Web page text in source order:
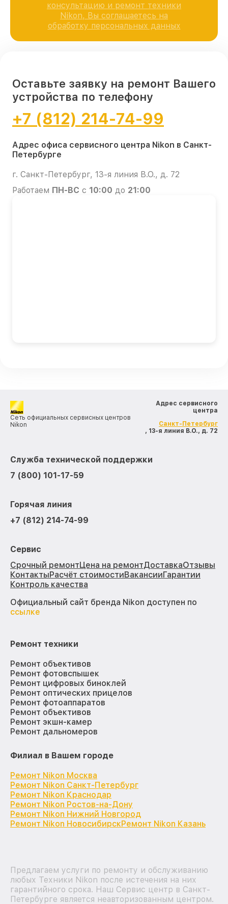
консультацию и ремонт техники
Nikon, Вы соглашаетесь на
обработку персональных данных
Оставьте заявку на ремонт Вашего
устройства по телефону
+7 (812) 214-74-99
Адрес офиса сервисного центра Nikon в Санкт-
Петербурге
г. Санкт-Петербург, 13-я линия В.О., д. 72
Работаем ПН-ВС с 10:00 до 21:00
Сеть официальных сервисных центров
Nikon
Адрес сервисного
центра
Санкт-Петербург
, 13-я линия В.О., д. 72
Служба технической поддержки
7 (800) 101-17-59
Горячая линия
+7 (812) 214-74-99
Сервис
Срочный ремонтЦена на ремонтДоставкаОтзывы
КонтактыРасчёт стоимостиВакансииГарантии
Контроль качества
Официальный сайт бренда Nikon доступен по
ссылке
Ремонт техники
Ремонт объективов
Ремонт фотовспышек
Ремонт цифровых биноклей
Ремонт оптических прицелов
Ремонт фотоаппаратов
Ремонт объективов
Ремонт экшн-камер
Ремонт дальномеров
Филиал в Вашем городе
Ремонт Nikon Москва
Ремонт Nikon Санкт-Петербург
Ремонт Nikon Краснодар
Ремонт Nikon Ростов-на-Дону
Ремонт Nikon Нижний Новгород
Ремонт Nikon НовосибирскРемонт Nikon Казань
Предлагаем услуги по ремонту и обслуживанию
любых Техники Nikon после истечения на них
гарантийного срока. Наш Сервис центр в Санкт-
Петербурге является неавторизованным центром.